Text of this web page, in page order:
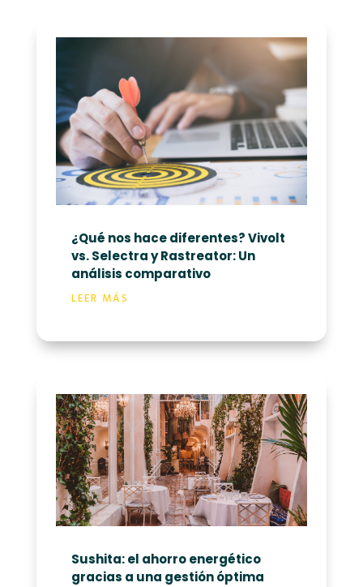
¿Qué nos hace diferentes? Vivolt
vs. Selectra y Rastreator: Un
análisis comparativo
LEER MÁS
Sushita: el ahorro energético
gracias a una gestión óptima